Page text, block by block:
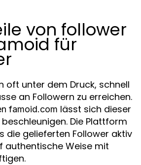
von follower
für
oft unter dem Druck, schnell
an Followern zu erreichen.
famoid.com lässt sich dieser
Die Plattform
die gelieferten Follower aktiv
authentische Weise mit